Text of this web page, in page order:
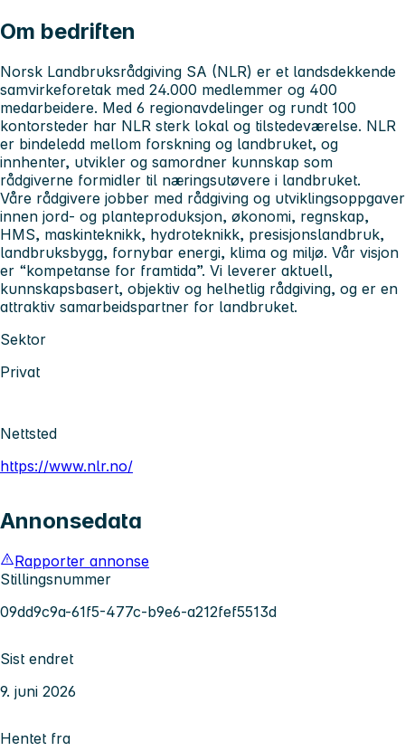
Om bedriften
Norsk Landbruksrådgiving SA (NLR) er et landsdekkende
samvirkeforetak med 24.000 medlemmer og 400
medarbeidere. Med 6 regionavdelinger og rundt 100
kontorsteder har NLR sterk lokal og tilstedeværelse. NLR
er bindeledd mellom forskning og landbruket, og
innhenter, utvikler og samordner kunnskap som
rådgiverne formidler til næringsutøvere i landbruket.
Våre rådgivere jobber med rådgiving og utviklingsoppgaver
innen jord- og planteproduksjon, økonomi, regnskap,
HMS, maskinteknikk, hydroteknikk, presisjonslandbruk,
landbruksbygg, fornybar energi, klima og miljø. Vår visjon
er “kompetanse for framtida”. Vi leverer aktuell,
kunnskapsbasert, objektiv og helhetlig rådgiving, og er en
attraktiv samarbeidspartner for landbruket.
Sektor
Privat
Nettsted
https://www.nlr.no/
Annonsedata
Rapporter annonse
Stillingsnummer
09dd9c9a-61f5-477c-b9e6-a212fef5513d
Sist endret
9. juni 2026
Hentet fra